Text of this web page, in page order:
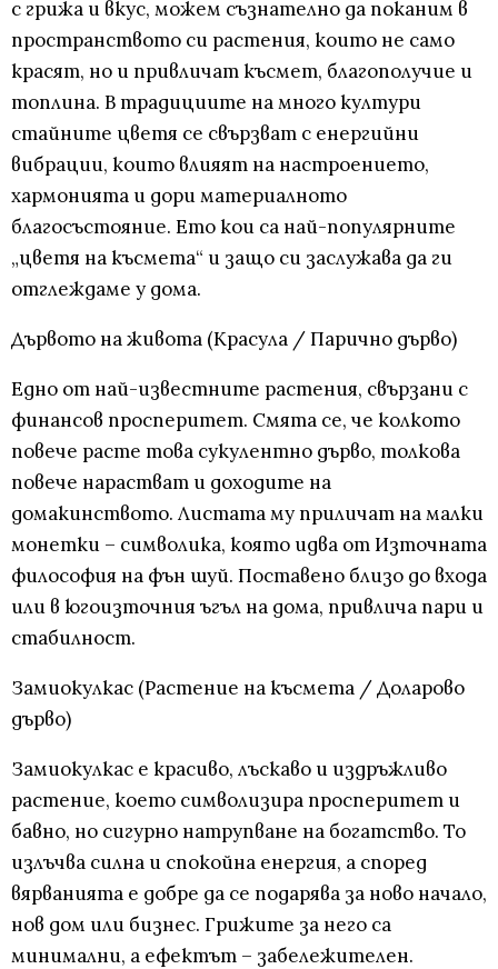
с грижа и вкус, можем съзнателно да поканим в
пространството си растения, които не само
красят, но и привличат късмет, благополучие и
топлина. В традициите на много култури
стайните цветя се свързват с енергийни
вибрации, които влияят на настроението,
хармонията и дори материалното
благосъстояние. Ето кои са най-популярните
„цветя на късмета“ и защо си заслужава да ги
отглеждаме у дома.
Дървото на живота (Красула / Парично дърво)
Едно от най-известните растения, свързани с
финансов просперитет. Смята се, че колкото
повече расте това сукулентно дърво, толкова
повече нарастват и доходите на
домакинството. Листата му приличат на малки
монетки – символика, която идва от Източната
философия на фън шуй. Поставено близо до входа
или в югоизточния ъгъл на дома, привлича пари и
стабилност.
Замиокулкас (Растение на късмета / Доларово
дърво)
Замиокулкас е красиво, лъскаво и издръжливо
растение, което символизира просперитет и
бавно, но сигурно натрупване на богатство. То
излъчва силна и спокойна енергия, а според
вярванията е добре да се подарява за ново начало,
нов дом или бизнес. Грижите за него са
минимални, а ефектът – забележителен.